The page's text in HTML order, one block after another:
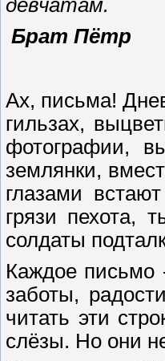
девчатам.
Брат Пётр
Ах, письма!
гильзах,
фотографии,
землянки,
глазами
грязи пехота,
солдаты
Каждое письмо
заботы,
читать эти
слёзы. Но они